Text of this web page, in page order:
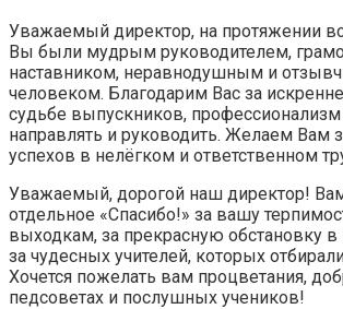
Уважаемый директор, на протяжении
Вы были мудрым руководителем,
наставником, неравнодушным и
человеком. Благодарим Вас за
судьбе выпускников,
направлять и руководить. Желаем Вам
успехов в нелёгком и ответственном
Уважаемый, дорогой наш директор! Вам
отдельное «Спасибо!» за вашу
выходкам, за прекрасную обстановку
за чудесных учителей, которых
Хочется пожелать вам процветания,
педсоветах и послушных учеников!